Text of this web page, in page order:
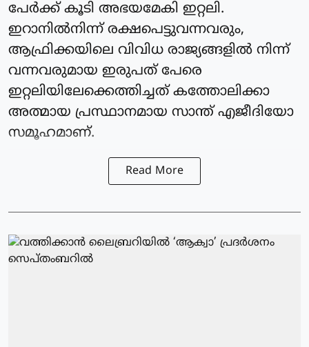
പേര്‍ക്ക് കൂടി അഭയമേകി ഇറ്റലി.
ഇറാനില്‍നിന്ന് രക്ഷപെട്ടുവന്നവരും,
ആഫ്രിക്കയിലെ വിവിധ രാജ്യങ്ങളില്‍ നിന്ന്
വന്നവരുമായ ഇരുപത് പേരെ
ഇറ്റലിയിലേക്കെത്തിച്ചത് കത്തോലിക്കാ
അത്മായ പ്രസ്ഥാനമായ സാന്ത് എജീദിയോ
സമൂഹമാണ്.
Read More